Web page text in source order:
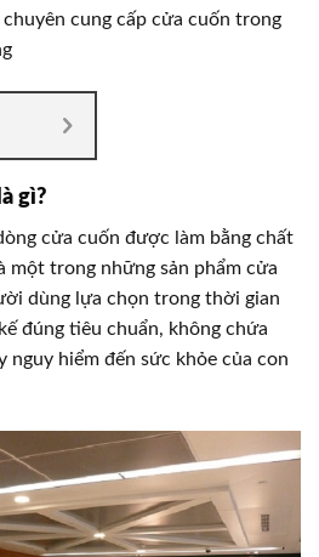
cung cấp cửa cuốn trong
gì?
cửa cuốn được làm bằng chất
một trong những sản phẩm cửa
dùng lựa chọn trong thời gian
đúng tiêu chuẩn, không chứa
nguy hiểm đến sức khỏe của con